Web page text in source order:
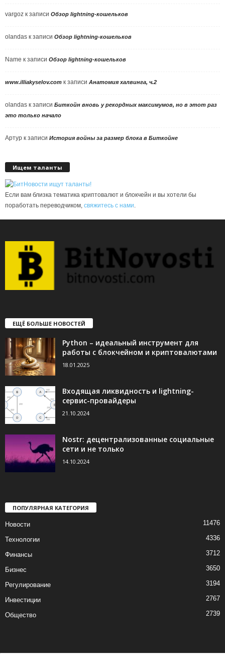
vargoz к записи Обзор lightning-кошельков
olandas к записи Обзор lightning-кошельков
Name к записи Обзор lightning-кошельков
www.illiakyselov.com к записи Анатомия халвинга, ч.2
olandas к записи Биткойн вновь у рекордных максимумов, но в этот раз
это только начало
Артур к записи История войны за размер блока в Биткойне
Ищем таланты
Если вам близка тематика криптовалют и блокчейн и вы хотели бы
поработать переводчиком, свяжитесь с нами
ЕЩЁ БОЛЬШЕ НОВОСТЕЙ
Python – идеальный инструмент для
работы с блокчейном и криптовалютами
18.01.2025
Входящая ликвидность и lightning-
сервис-провайдеры
21.10.2024
Nostr: децентрализованные социальные
сети и не только
14.10.2024
ПОПУЛЯРНАЯ КАТЕГОРИЯ
Новости 11476
Технологии 4336
Финансы 3712
Бизнес 3650
Регулирование 3194
Инвестиции 2767
Общество 2739